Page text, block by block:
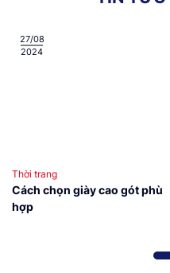
27/08
2024
Thời trang
Cách chọn giày cao gót phù
hợp